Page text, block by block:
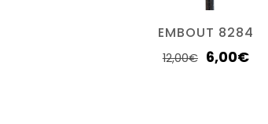
EMBOUT 8284
12,00€ 6,00€